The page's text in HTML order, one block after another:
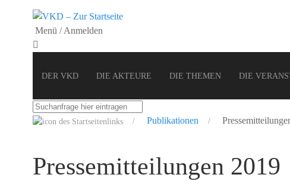
Menü / Anmelden
DER VKD DIE AKTEURE DIE THEMEN DIE
Suchbegriff
eingeben
Publikationen
Pressemitteilungen 2019